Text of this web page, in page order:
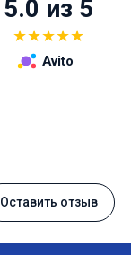
5.0 из 5
★★★★★
Avito
Оставить отзыв